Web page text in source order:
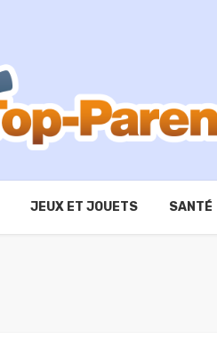
JEUX ET JOUETS SANTÉ